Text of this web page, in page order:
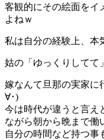
客観的にその絵面をイ
よねｗ
私は自分の経験上、本
姑の「ゆっくりしてて
嫁なんて旦那の実家に
∀･)
今は時代が違うと言え
ながら朝から晩まで働
自分の時間など持つ事